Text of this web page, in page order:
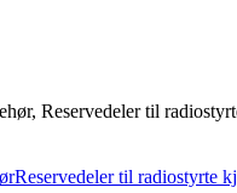
Reservedeler til
Reservedeler til radiostyrte